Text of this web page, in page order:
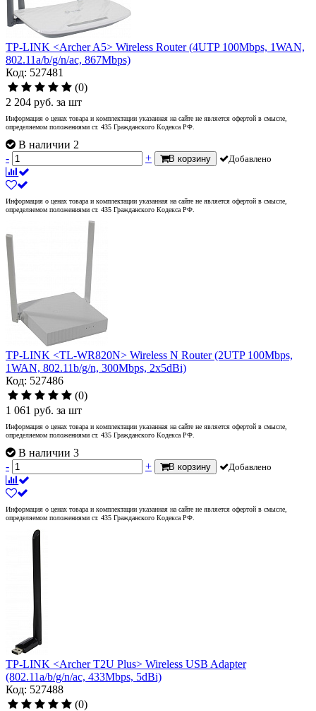
TP-LINK <Archer A5> Wireless Router (4UTP 100Mbps, 1WAN,
802.11a/b/g/n/ac, 867Mbps)
Код: 527481
(0)
2 204 руб. за шт
Информация о ценах товара и комплектации указанная на сайте не является офертой в смысле,
определяемом положениями ст. 435 Гражданского Кодекса РФ.
В наличии 2
-
+ В корзину Добавлено
Информация о ценах товара и комплектации указанная на сайте не является офертой в смысле,
определяемом положениями ст. 435 Гражданского Кодекса РФ.
TP-LINK <TL-WR820N> Wireless N Router (2UTP 100Mbps,
1WAN, 802.11b/g/n, 300Mbps, 2x5dBi)
Код: 527486
(0)
1 061 руб. за шт
Информация о ценах товара и комплектации указанная на сайте не является офертой в смысле,
определяемом положениями ст. 435 Гражданского Кодекса РФ.
В наличии 3
-
+ В корзину Добавлено
Информация о ценах товара и комплектации указанная на сайте не является офертой в смысле,
определяемом положениями ст. 435 Гражданского Кодекса РФ.
TP-LINK <Archer T2U Plus> Wireless USB Adapter
(802.11a/b/g/n/ac, 433Mbps, 5dBi)
Код: 527488
(0)